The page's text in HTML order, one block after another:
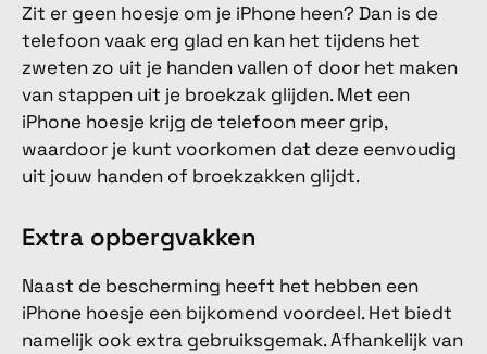
Zit er geen hoesje om je iPhone heen? Dan is de
telefoon vaak erg glad en kan het tijdens het
zweten zo uit je handen vallen of door het maken
van stappen uit je broekzak glijden. Met een
iPhone hoesje krijg de telefoon meer grip,
waardoor je kunt voorkomen dat deze eenvoudig
uit jouw handen of broekzakken glijdt.
Extra opbergvakken
Naast de bescherming heeft het hebben een
iPhone hoesje een bijkomend voordeel. Het biedt
namelijk ook extra gebruiksgemak. Afhankelijk van